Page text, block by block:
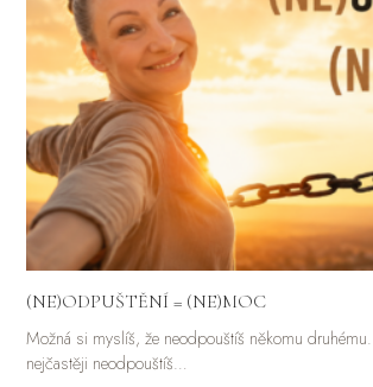
(NE)ODPUŠTĚNÍ = (NE)MOC
Možná si myslíš, že neodpouštíš někomu
nejčastěji neodpouštíš…